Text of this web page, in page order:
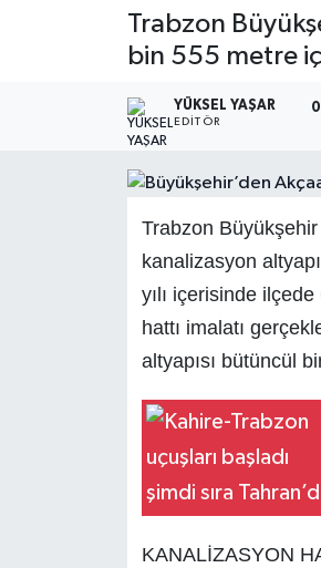
Trabzon
bin 555 metre
YÜKSEL YAŞAR
EDITÖR
Trabzon
kanalizasyon
yılı içerisinde
hattı imalatı
altyapısı bütüncül
KANALİZASYON
Tüm Manşetler
Son Dakika Haberleri
Haber Arşivi